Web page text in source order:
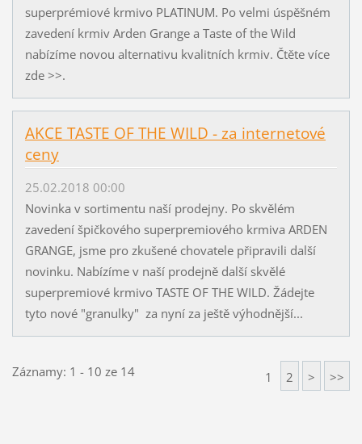
superprémiové krmivo PLATINUM. Po velmi úspěšném
zavedení krmiv Arden Grange a Taste of the Wild
nabízíme novou alternativu kvalitních krmiv. Čtěte více
zde >>.
AKCE TASTE OF THE WILD - za internetové
ceny
25.02.2018 00:00
Novinka v sortimentu naší prodejny. Po skvělém
zavedení špičkového superpremiového krmiva ARDEN
GRANGE, jsme pro zkušené chovatele připravili další
novinku. Nabízíme v naší prodejně další skvělé
superpremiové krmivo TASTE OF THE WILD. Žádejte
tyto nové "granulky" za nyní za ještě výhodnější...
Záznamy: 1 - 10 ze 14 1 2 > >>